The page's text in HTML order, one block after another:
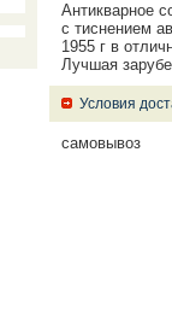
Антикварное
с тиснением
1955 г в
Лучшая
Условия
самовывоз